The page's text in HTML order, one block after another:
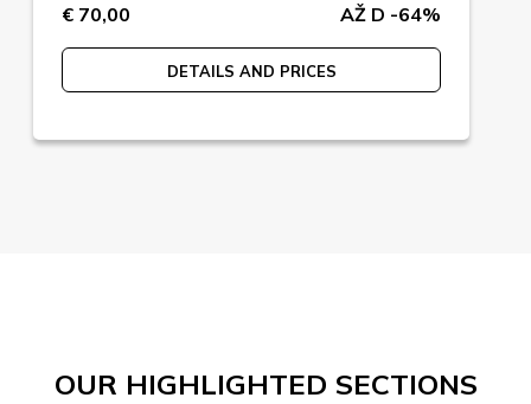
€ 70,00 AŽ D -64%
DETAILS AND PRICES
OUR HIGHLIGHTED SECTIONS